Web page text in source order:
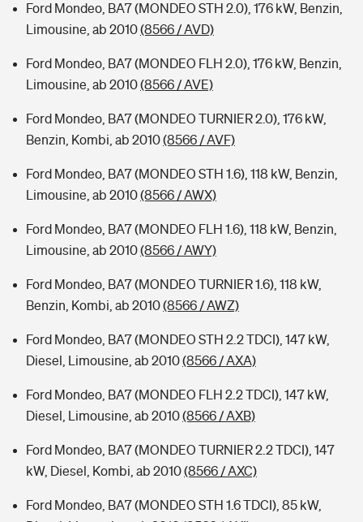
Ford Mondeo, BA7 (MONDEO STH 2.0), 176 kW, Benzin,
Limousine, ab 2010(8566 / AVD)
Ford Mondeo, BA7 (MONDEO FLH 2.0), 176 kW, Benzin,
Limousine, ab 2010(8566 / AVE)
Ford Mondeo, BA7 (MONDEO TURNIER 2.0), 176 kW,
Benzin, Kombi, ab 2010(8566 / AVF)
Ford Mondeo, BA7 (MONDEO STH 1.6), 118 kW, Benzin,
Limousine, ab 2010(8566 / AWX)
Ford Mondeo, BA7 (MONDEO FLH 1.6), 118 kW, Benzin,
Limousine, ab 2010(8566 / AWY)
Ford Mondeo, BA7 (MONDEO TURNIER 1.6), 118 kW,
Benzin, Kombi, ab 2010(8566 / AWZ)
Ford Mondeo, BA7 (MONDEO STH 2.2 TDCI), 147 kW,
Diesel, Limousine, ab 2010(8566 / AXA)
Ford Mondeo, BA7 (MONDEO FLH 2.2 TDCI), 147 kW,
Diesel, Limousine, ab 2010(8566 / AXB)
Ford Mondeo, BA7 (MONDEO TURNIER 2.2 TDCI), 147
kW, Diesel, Kombi, ab 2010(8566 / AXC)
Ford Mondeo, BA7 (MONDEO STH 1.6 TDCI), 85 kW,